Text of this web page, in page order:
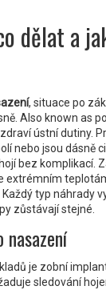
dělat a
, situace po
. Also known as
ústní dutiny.
nebo jsou dásně
bez komplikací.
extrémním
typ náhrady
zůstávají stejné.
je zobní
sledování